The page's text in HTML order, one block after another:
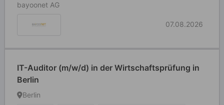
bayoonet AG
07.08.2026
IT-Auditor (m/w/d) in der Wirtschaftsprüfung in
Berlin
Berlin